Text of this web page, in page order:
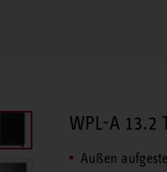
WPL-A 13.2
Außen